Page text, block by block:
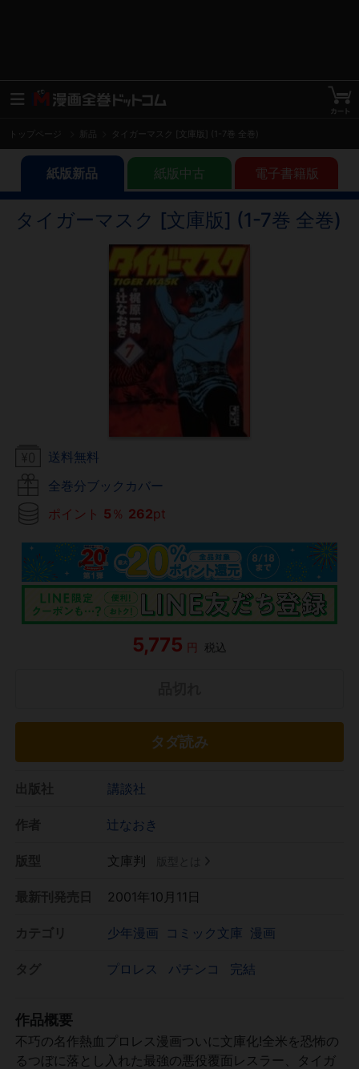
トップページ タイガーマスク [文庫版] (1-7巻 全巻)
紙版新品 紙版中古 電子書籍版
タイガーマスク [文庫版] (1-7巻 全巻)
送料無料
全巻分ブックカバー
ポイント 5 ％ 262pt
5,775 円 税込
タダ読み
講談社
辻なおき
文庫判
2001年10月11日
少年漫画 コミック文庫 漫画
プロレス パチンコ 完結
作品概要
不巧の名作熱血プロレス漫画ついに文庫化!全米を恐怖の
るつぼに落とし入れた最強の悪役覆面レスラー、タイガ